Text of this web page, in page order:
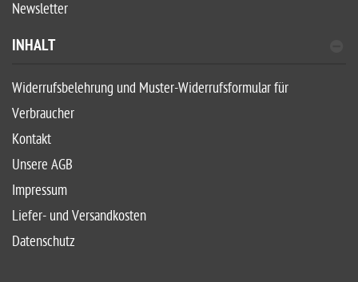
Newsletter
INHALT
Widerrufsbelehrung und Muster-Widerrufsformular für
Verbraucher
Kontakt
Unsere AGB
Impressum
Liefer- und Versandkosten
Datenschutz